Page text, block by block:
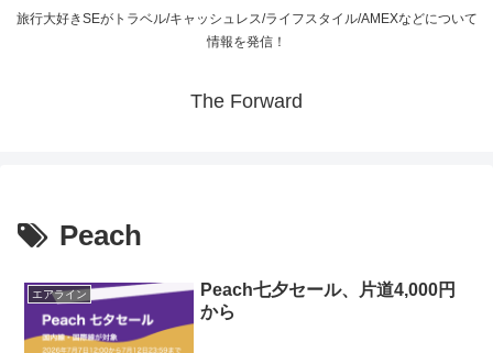
旅行大好きSEがトラベル/キャッシュレス/ライフスタイル/AMEXなどについて
情報を発信！
The Forward
Peach
エアライン
Peach七夕セール、片道4,000円
から